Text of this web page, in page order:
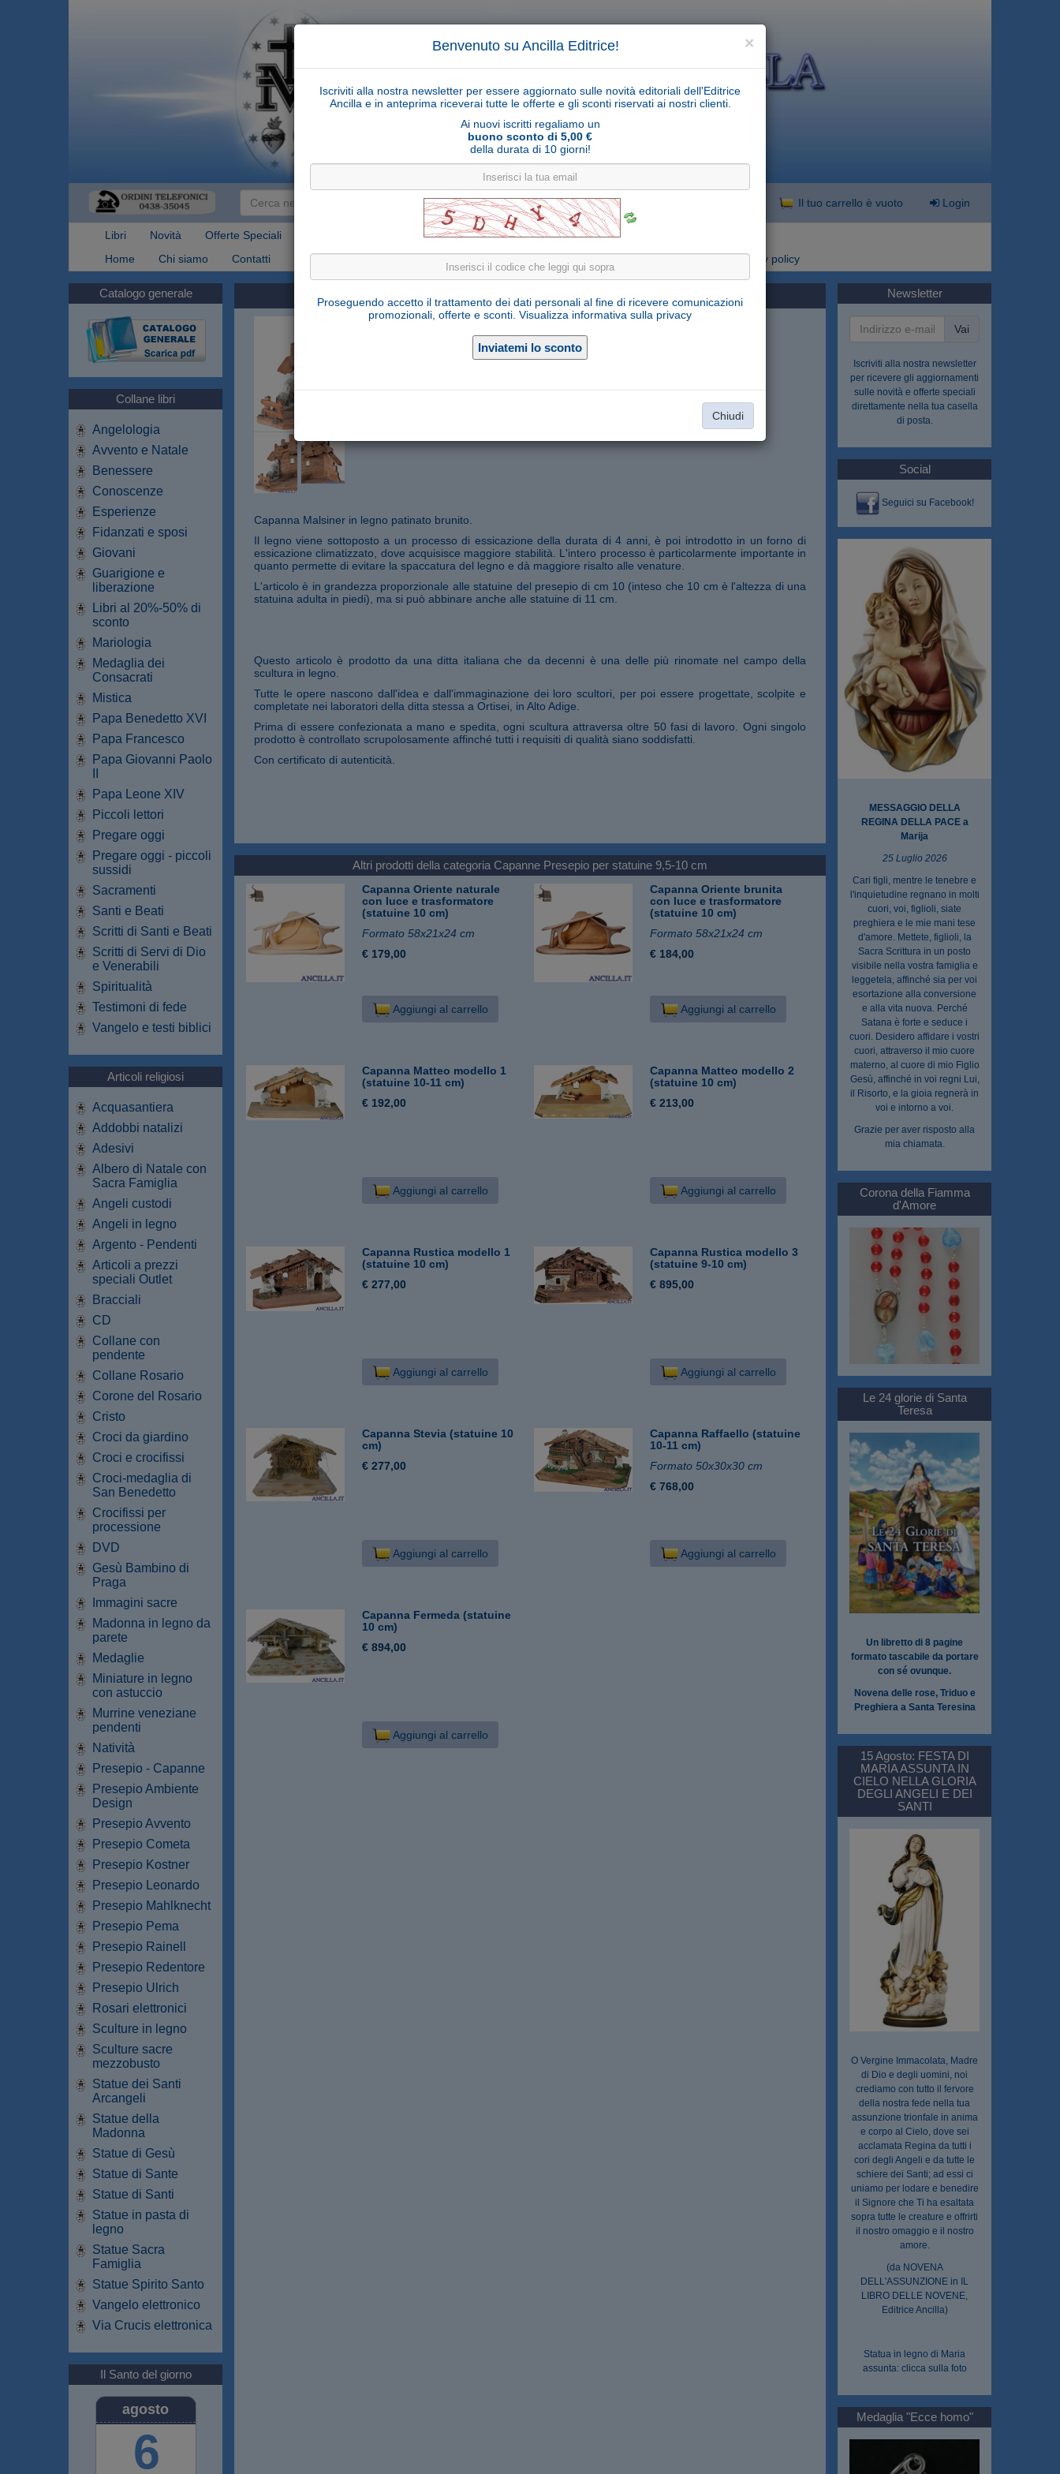
×
Benvenuto su Ancilla Editrice!
Iscriviti alla nostra newsletter per essere aggiornato sulle novità editoriali dell'Editrice
Ancilla e in anteprima riceverai tutte le offerte e gli sconti riservati ai nostri clienti.
Ai nuovi iscritti regaliamo un
buono sconto di 5,00 €
della durata di 10 giorni!
Proseguendo accetto il trattamento dei dati personali al fine di ricevere comunicazioni
promozionali, offerte e sconti. Visualizza informativa sulla privacy
Chiudi
Cerca Il tuo carrello è vuoto Login
Libri Novità Offerte Speciali Collane libri
Articoli religiosi
Home
Chi siamo Contatti Spedizioni Privacy policy
Catalogo generale
Collane libri
Angelologia
Avvento e Natale
Benessere
Conoscenze
Esperienze
Fidanzati e sposi
Giovani
Guarigione e
liberazione
Libri al 20%-50% di
sconto
Mariologia
Medaglia dei
Consacrati
Mistica
Papa Benedetto XVI
Papa Francesco
Papa Giovanni Paolo
Papa Leone XIV
Piccoli lettori
Pregare oggi
Pregare oggi - piccoli
sussidi
Sacramenti
Santi e Beati
Scritti di Santi e Beati
Scritti di Servi di Dio
e Venerabili
Spiritualità
Testimoni di fede
Vangelo e testi biblici
Articoli religiosi
Acquasantiera
Addobbi natalizi
Adesivi
Albero di Natale con
Sacra Famiglia
Angeli custodi
Angeli in legno
Argento - Pendenti
Articoli a prezzi
speciali Outlet
Bracciali
CD
Collane con
pendente
Collane Rosario
Corone del Rosario
Cristo
Croci da giardino
Croci e crocifissi
Croci-medaglia di
San Benedetto
Crocifissi per
processione
DVD
Gesù Bambino di
Praga
Immagini sacre
Madonna in legno da
parete
Medaglie
Miniature in legno
con astuccio
Murrine veneziane
pendenti
Natività
Presepio - Capanne
Presepio Ambiente
Design
Presepio Avvento
Presepio Cometa
Presepio Kostner
Presepio Leonardo
Presepio Mahlknecht
Presepio Pema
Presepio Rainell
Presepio Redentore
Presepio Ulrich
Rosari elettronici
Sculture in legno
Sculture sacre
mezzobusto
Statue dei Santi
Arcangeli
Statue della
Madonna
Statue di Gesù
Statue di Sante
Statue di Santi
Statue in pasta di
legno
Statue Sacra
Famiglia
Statue Spirito Santo
Vangelo elettronico
Via Crucis elettronica
Il Santo del giorno
agosto
6
Capanna Malsiner modello 2 (statuine 10 cm)
Materiale: Legno d'abete stagionato
Collana: Capanne Presepio per statuine 9,5-10 cm
Capanna Malsiner in legno patinato brunito.
Il legno viene sottoposto a un processo di essicazione della durata di 4 anni, è poi introdotto in un forno di
essicazione climatizzato, dove acquisisce maggiore stabilità. L'intero processo è particolarmente importante in
quanto permette di evitare la spaccatura del legno e dà maggiore risalto alle venature.
L'articolo è in grandezza proporzionale alle statuine del presepio di cm 10 (inteso che 10 cm è l'altezza di una
statuina adulta in piedi), ma si può abbinare anche alle statuine di 11 cm.
Questo articolo è prodotto da una ditta italiana che da decenni è una delle più rinomate nel campo della
scultura in legno.
Tutte le opere nascono dall'idea e dall'immaginazione dei loro scultori, per poi essere progettate, scolpite e
completate nei laboratori della ditta stessa a Ortisei, in Alto Adige.
Prima di essere confezionata a mano e spedita, ogni scultura attraversa oltre 50 fasi di lavoro. Ogni singolo
prodotto è controllato scrupolosamente affinché tutti i requisiti di qualità siano soddisfatti.
Con certificato di autenticità.
Altri prodotti della categoria Capanne Presepio per statuine 9,5-10 cm
Capanna Oriente naturale
con luce e trasformatore
(statuine 10 cm)
Formato 58x21x24 cm
€ 179,00
Aggiungi al carrello
Capanna Oriente brunita
con luce e trasformatore
(statuine 10 cm)
Formato 58x21x24 cm
€ 184,00
Aggiungi al carrello
Capanna Matteo modello 1
(statuine 10-11 cm)
€ 192,00
Aggiungi al carrello
Capanna Matteo modello 2
(statuine 10 cm)
€ 213,00
Aggiungi al carrello
Capanna Rustica modello 1
(statuine 10 cm)
€ 277,00
Aggiungi al carrello
Capanna Rustica modello 3
(statuine 9-10 cm)
€ 895,00
Aggiungi al carrello
Capanna Stevia (statuine 10
cm)
€ 277,00
Aggiungi al carrello
Capanna Raffaello (statuine
10-11 cm)
Formato 50x30x30 cm
€ 768,00
Aggiungi al carrello
Capanna Fermeda (statuine
10 cm)
€ 894,00
Aggiungi al carrello
Newsletter
Vai
Iscriviti alla nostra newsletter
per ricevere gli aggiornamenti
sulle novità e offerte speciali
direttamente nella tua casella
di posta.
Social
Seguici su Facebook!
MESSAGGIO DELLA
REGINA DELLA PACE a
Marija
25 Luglio 2026
Cari figli, mentre le tenebre e
l'inquietudine regnano in molti
cuori, voi, figlioli, siate
preghiera e le mie mani tese
d'amore. Mettete, figlioli, la
Sacra Scrittura in un posto
visibile nella vostra famiglia e
leggetela, affinché sia per voi
esortazione alla conversione
e alla vita nuova. Perché
Satana è forte e seduce i
cuori. Desidero affidare i vostri
cuori, attraverso il mio cuore
materno, al cuore di mio Figlio
Gesù, affinché in voi regni Lui,
il Risorto, e la gioia regnerà in
voi e intorno a voi.
Grazie per aver risposto alla
mia chiamata.
Corona della Fiamma
d'Amore
Le 24 glorie di Santa
Teresa
Un libretto di 8 pagine
formato tascabile da portare
con sé ovunque.
Novena delle rose, Triduo e
Preghiera a Santa Teresina
15 Agosto: FESTA DI
MARIA ASSUNTA IN
CIELO NELLA GLORIA
DEGLI ANGELI E DEI
SANTI
O Vergine Immacolata, Madre
di Dio e degli uomini, noi
crediamo con tutto il fervore
della nostra fede nella tua
assunzione trionfale in anima
e corpo al Cielo, dove sei
acclamata Regina da tutti i
cori degli Angeli e da tutte le
schiere dei Santi; ad essi ci
uniamo per lodare e benedire
il Signore che Ti ha esaltata
sopra tutte le creature e offrirti
il nostro omaggio e il nostro
amore.
(da NOVENA
DELL'ASSUNZIONE in IL
LIBRO DELLE NOVENE,
Editrice Ancilla)
Statua in legno di Maria
assunta: clicca sulla foto
Medaglia "Ecce homo"